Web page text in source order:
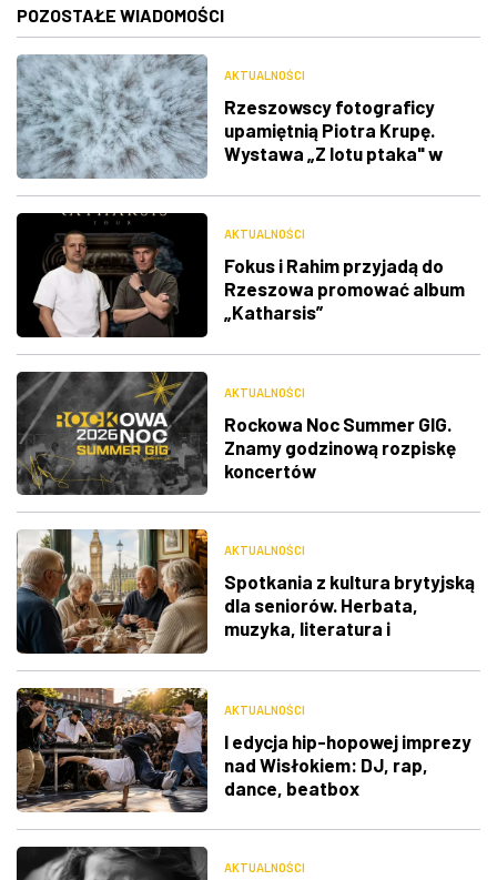
POZOSTAŁE WIADOMOŚCI
AKTUALNOŚCI
Rzeszowscy fotograficy
upamiętnią Piotra Krupę.
Wystawa „Z lotu ptaka" w
AKTUALNOŚCI
Fokus i Rahim przyjadą do
Rzeszowa promować album
„Katharsis”
AKTUALNOŚCI
Rockowa Noc Summer GIG.
Znamy godzinową rozpiskę
koncertów
AKTUALNOŚCI
Spotkania z kultura brytyjską
dla seniorów. Herbata,
muzyka, literatura i
AKTUALNOŚCI
I edycja hip-hopowej imprezy
nad Wisłokiem: DJ, rap,
dance, beatbox
AKTUALNOŚCI